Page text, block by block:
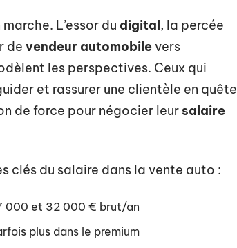
L’essor du digital, la percée
de vendeur automobilevers
les perspectives. Ceux qui
et rassurer une clientèle en quête
de force pour négocier leur salaire
clés du salaire dans la vente auto :
000 et 32 000 € brut/an
plus dans le premium